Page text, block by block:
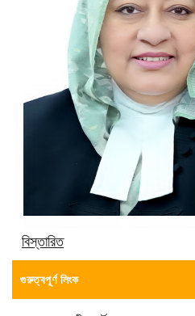
বিস্তারিত
গুরুত্বপূর্ণ লিংক